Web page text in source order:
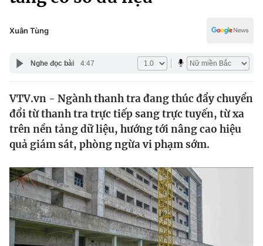
Pháp luật
Y tế
Thế giới
Tin tức
Thế giới đó đây
Câu chuyện quốc tế
Kinh tế
Thị trường
Góc doanh nghiệp
Dữ liệu và đời sống
Truyền hình
Phim VTV
Giải trí
Y tế
Công nghệ
Xuân Tùng
Nghe đọc bài 4:47
VTV.vn - Ngành thanh tra đang thúc đẩy chuyển
đổi từ thanh tra trực tiếp sang trực tuyến, từ xa
trên nền tảng dữ liệu, hướng tới nâng cao hiệu
quả giám sát, phòng ngừa vi phạm sớm.